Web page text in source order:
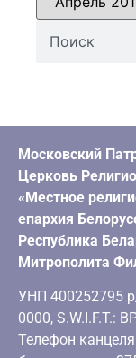
Московский
Церковь
«Местное
епархия
Республика
Митрополита
УНП 400252795
0000, S.W.I.F.T.:
Телефон